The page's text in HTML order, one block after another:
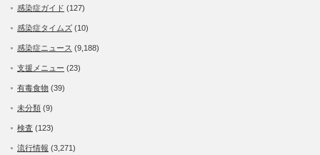
感染症ガイド (127)
感染症タイムズ (10)
感染症ニュース (9,188)
支援メニュー (23)
有毒食物 (39)
未分類 (9)
検査 (123)
流行情報 (3,271)